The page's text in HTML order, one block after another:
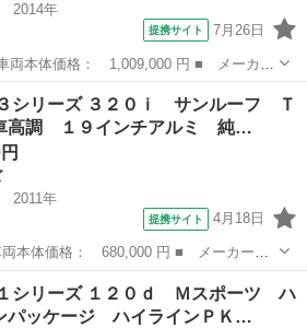
2014年
提携サイト 7月26日
シリーズ ■ グレード名： ２１８ｉ
ュアリー ターボ インテリジェントセ
シリーズ ３２０ｉ サンルーフ Ｔ
高調 １９インチアルミ 純…
2011年
提携サイト 4月18日
シリーズ ■ グレード名： ３２０
高調 １９インチアルミ 純正ＨＤＤナ
シリーズ １２０ｄ Ｍスポーツ ハ
パッケージ ハイラインＰＫ…